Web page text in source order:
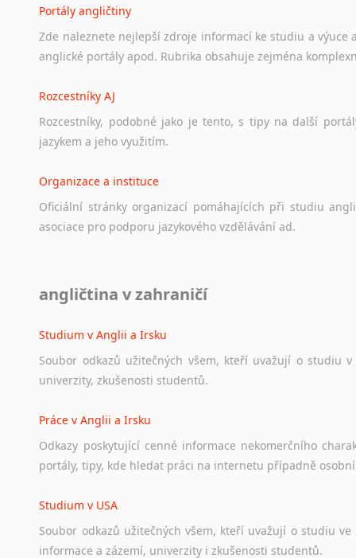
Portály angličtiny
Zde naleznete nejlepší zdroje informací ke studiu a výuce
anglické portály apod. Rubrika obsahuje zejména
Rozcestníky AJ
Rozcestníky, podobné jako je tento, s tipy na další
jazykem a jeho využitím.
Organizace a instituce
Oficiální stránky organizací pomáhajících při studiu
asociace pro podporu jazykového vzdělávání ad.
Ať už se jedná o česká diskusní
angličtina v zahraničí
Studium v Anglii a Irsku
Soubor odkazů užitečných všem, kteří uvažují o studiu v
univerzity, zkušenosti studentů.
Práce v Anglii a Irsku
Odkazy poskytující cenné informace nekomerčního
portály, tipy, kde hledat práci na internetu případně osobní
Studium v USA
Soubor odkazů užitečných všem, kteří uvažují o studiu ve
informace a zázemí, univerzity i zkušenosti studentů.